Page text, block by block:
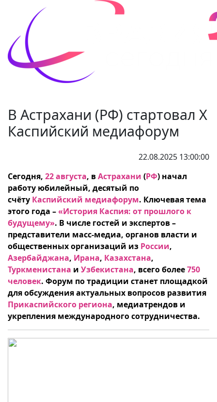
В Астрахани (РФ) стартовал X
Каспийский медиафорум
22.08.2025 13:00:00
Сегодня, 22 августа, вАстрахани (РФ) начал
работу юбилейный, десятый по
счёту Каспийский медиафорум. Ключевая тема
этого года –«История Каспия: от прошлого к
будущему». В числе гостей и экспертов –
представители масс-медиа, органов власти и
общественных организаций из России,
Азербайджана, Ирана, Казахстана,
Туркменистана и Узбекистана, всего более750
человек. Форум по традиции станет площадкой
для обсуждения актуальных вопросов развития
Прикаспийского региона, медиатрендов и
укрепления международного сотрудничества.